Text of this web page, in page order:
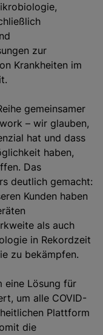
zur
Krankheiten im
gemeinsamer
– wir glauben,
hat und dass
haben,
Das
deutlich gemacht:
Kunden haben
als auch
in Rekordzeit
zu bekämpfen.
eine Lösung für
um alle COVID-
Plattform
die